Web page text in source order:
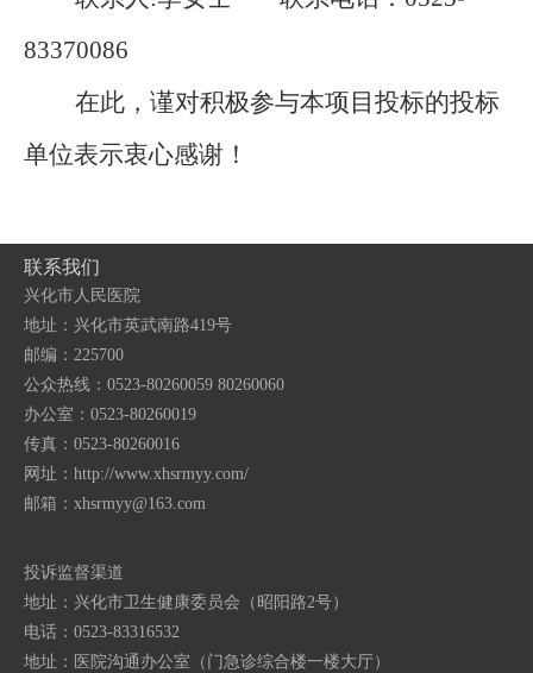
83370086
在此，谨对积极参与本项目投标的投标
单位表示衷心感谢！
联系我们
兴化市人民医院
地址：兴化市英武南路419号
邮编：225700
公众热线：0523-80260059 80260060
办公室：0523-80260019
传真：0523-80260016
网址：http://www.xhsrmyy.com/
邮箱： xhsrmyy@163.com
投诉监督渠道
地址：兴化市卫生健康委员会（昭阳路2号）
电话：0523-83316532
地址：医院沟通办公室（门急诊综合楼一楼大厅）